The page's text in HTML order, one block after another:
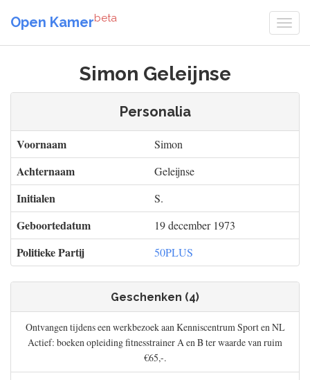
Open Kamerbeta
Simon Geleijnse
Personalia
Voornaam Simon
Achternaam Geleijnse
Initialen S.
Geboortedatum 19 december 1973
Politieke Partij 50PLUS
Geschenken (4)
Ontvangen tijdens een werkbezoek aan Kenniscentrum Sport en NL
Actief: boeken opleiding fitnesstrainer A en B ter waarde van ruim
€65,-.